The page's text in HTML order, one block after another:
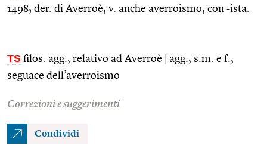
1498; der. di Averroè, v. anche averroismo, con -ista.
TS filos. agg., relativo ad Averroè
agg., s.m. e f.,
seguace dell’averroismo
Correzioni e suggerimenti
Condividi